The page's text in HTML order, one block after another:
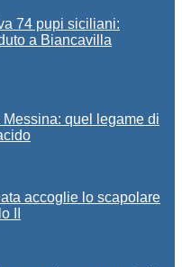
74 pupi siciliani:
a Biancavilla
quel legame di
accoglie lo scapolare
II